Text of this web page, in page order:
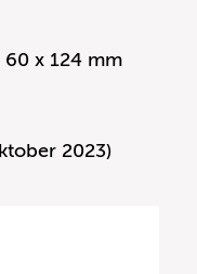
60 x 124 mm
2023)